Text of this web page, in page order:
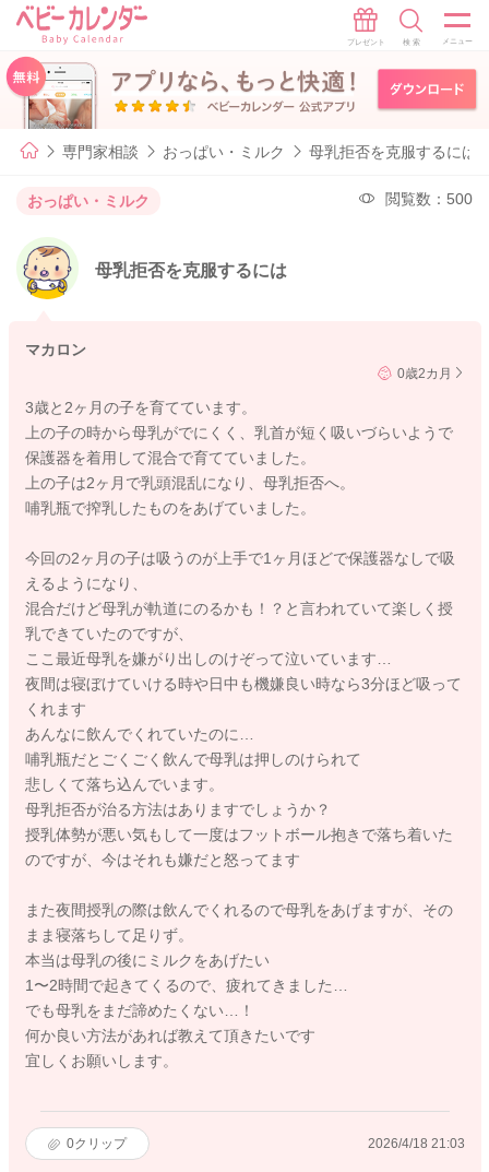
専門家相談 おっぱい・ミルク 母乳拒否を克服するには
おっぱい・ミルク 閲覧数：500
母乳拒否を克服するには
マカロン
0歳2カ月
3歳と2ヶ月の子を育てています。
上の子の時から母乳がでにくく、乳首が短く吸いづらいようで
保護器を着用して混合で育てていました。
上の子は2ヶ月で乳頭混乱になり、母乳拒否へ。
哺乳瓶で搾乳したものをあげていました。
今回の2ヶ月の子は吸うのが上手で1ヶ月ほどで保護器なしで吸
えるようになり、
混合だけど母乳が軌道にのるかも！？と言われていて楽しく授
乳できていたのですが、
ここ最近母乳を嫌がり出しのけぞって泣いています…
夜間は寝ぼけていける時や日中も機嫌良い時なら3分ほど吸って
くれます
あんなに飲んでくれていたのに…
哺乳瓶だとごくごく飲んで母乳は押しのけられて
悲しくて落ち込んでいます。
母乳拒否が治る方法はありますでしょうか？
授乳体勢が悪い気もして一度はフットボール抱きで落ち着いた
のですが、今はそれも嫌だと怒ってます
また夜間授乳の際は飲んでくれるので母乳をあげますが、その
まま寝落ちして足りず。
本当は母乳の後にミルクをあげたい
1〜2時間で起きてくるので、疲れてきました…
でも母乳をまだ諦めたくない…！
何か良い方法があれば教えて頂きたいです
宜しくお願いします。
0クリップ 2026/4/18 21:03